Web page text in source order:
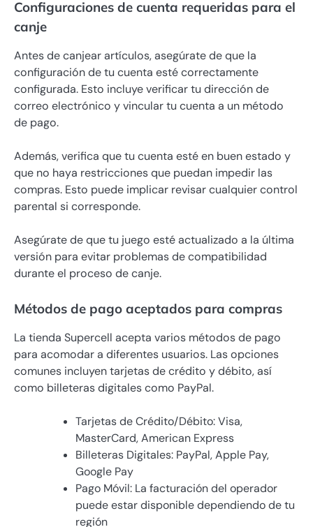
Configuraciones de cuenta requeridas para el
canje
Antes de canjear artículos, asegúrate de que la
configuración de tu cuenta esté correctamente
configurada. Esto incluye verificar tu dirección de
correo electrónico y vincular tu cuenta a un método
de pago.
Además, verifica que tu cuenta esté en buen estado y
que no haya restricciones que puedan impedir las
compras. Esto puede implicar revisar cualquier control
parental si corresponde.
Asegúrate de que tu juego esté actualizado a la última
versión para evitar problemas de compatibilidad
durante el proceso de canje.
Métodos de pago aceptados para compras
La tienda Supercell acepta varios métodos de pago
para acomodar a diferentes usuarios. Las opciones
comunes incluyen tarjetas de crédito y débito, así
como billeteras digitales como PayPal.
Tarjetas de Crédito/Débito: Visa,
MasterCard, American Express
Billeteras Digitales: PayPal, Apple Pay,
Google Pay
Pago Móvil: La facturación del operador
puede estar disponible dependiendo de tu
región